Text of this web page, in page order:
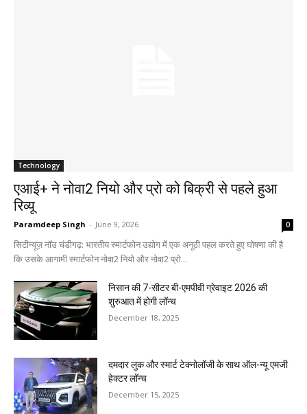
Technology
एआई+ ने नोवा2 नियो और प्रो को बिक्री से पहले हुआ
रिव्यू
Paramdeep Singh - June 9, 2026 0
सिटीन्यूज़ नॉउ चंडीगढ़: भारतीय स्मार्टफोन उद्योग में एक अनूठी पहल करते हुए घोषणा की है
कि उसके आगामी स्मार्टफोन नोवा2 नियो और नोवा2 प्रो...
निसान की 7-सीटर बी-एमपीवी ग्रेवाइट 2026 की
शुरुआत में होगी लॉन्च
December 18, 2025
दमदार लुक और स्मार्ट टेक्नोलॉजी के साथ ऑल-न्यू एमजी
हेक्टर लॉन्च
December 15, 2025